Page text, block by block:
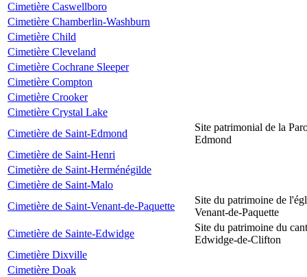
Cimetière Caswellboro
Cimetière Chamberlin-Washburn
Cimetière Child
Cimetière Cleveland
Cimetière Cochrane Sleeper
Cimetière Compton
Cimetière Crooker
Cimetière Crystal Lake
Cimetière de Saint-Edmond
Site patrimonial de la
Edmond
Cimetière de Saint-Henri
Cimetière de Saint-Herménégilde
Cimetière de Saint-Malo
Cimetière de Saint-Venant-de-Paquette
Site du patrimoine de
Venant-de-Paquette
Cimetière de Sainte-Edwidge
Site du patrimoine du
Edwidge-de-Clifton
Cimetière Dixville
Cimetière Doak